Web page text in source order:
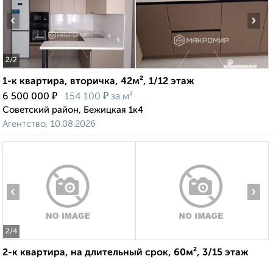
2/2
‹ ›
1-к квартира, вторичка, 42м², 1/12 этаж
6 500 000 ₽ 154 100 ₽ за м²
Советский район, Бежицкая 1к4
Агентство, 10.08.2026
2/4
‹ ›
2-к квартира, на длительный срок, 60м², 3/15 этаж